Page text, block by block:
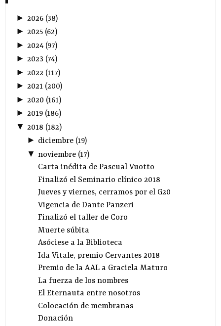
► 2026 (38)
►2025 (62)
► 2024 (97)
►2023 (74)
► 2022 (117)
►2021 (200)
► 2020 (161)
►2019 (186)
▼ 2018 (182)
► diciembre(19)
▼ noviembre(17)
Carta inédita de Pascual Vuotto
Finalizó el Seminario clínico 2018
Jueves y viernes, cerramos por el G20
Vigencia de Dante Panzeri
Finalizó el taller de Coro
Muerte súbita
Asóciese a la Biblioteca
Ida Vitale, premio Cervantes 2018
Premio de la AAL a Graciela Maturo
La fuerza de los nombres
El Eternauta entre nosotros
Colocación de membranas
Donación